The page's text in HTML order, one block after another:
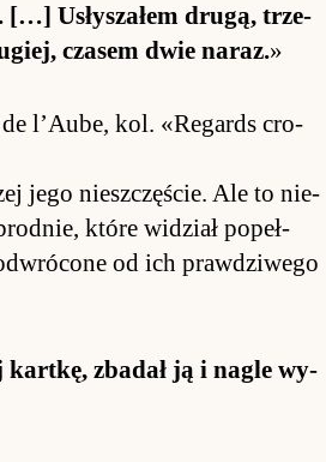
[…] Usłysza­łem drugą, trze­
cza­sem dwie na­raz.»
l’Au­be, kol. «Regards cro­
jego nie­szczę­ście. Ale to nie­
które wi­dział po­peł­
od ich praw­dziwego
kart­kę, zbadał ją i na­gle wy­